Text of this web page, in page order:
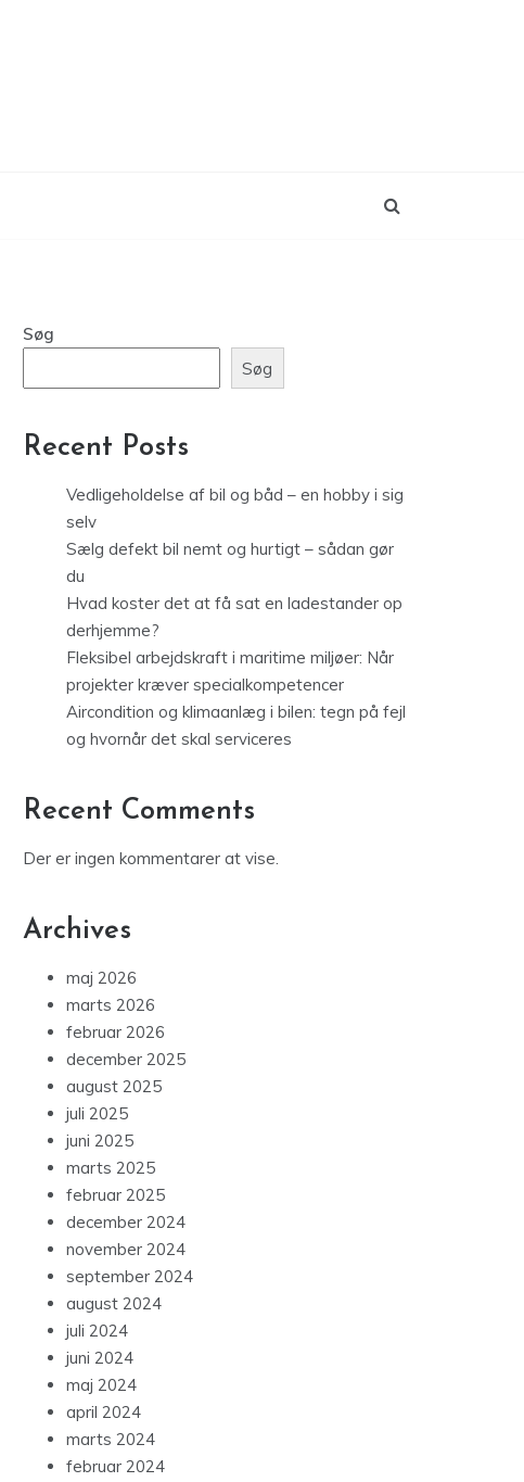
Søg
Søg
Recent Posts
Vedligeholdelse af bil og båd – en hobby i sig
selv
Sælg defekt bil nemt og hurtigt – sådan gør
du
Hvad koster det at få sat en ladestander op
derhjemme?
Fleksibel arbejdskraft i maritime miljøer: Når
projekter kræver specialkompetencer
Aircondition og klimaanlæg i bilen: tegn på fejl
og hvornår det skal serviceres
Recent Comments
Der er ingen kommentarer at vise.
Archives
maj 2026
marts 2026
februar 2026
december 2025
august 2025
juli 2025
juni 2025
marts 2025
februar 2025
december 2024
november 2024
september 2024
august 2024
juli 2024
juni 2024
maj 2024
april 2024
marts 2024
februar 2024